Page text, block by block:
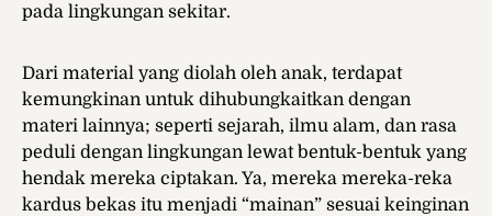
pada lingkungan sekitar.
Dari material yang diolah oleh anak, terdapat
kemungkinan untuk dihubungkaitkan dengan
materi lainnya; seperti sejarah, ilmu alam, dan rasa
peduli dengan lingkungan lewat bentuk-bentuk yang
hendak mereka ciptakan. Ya, mereka mereka-reka
kardus bekas itu menjadi “mainan” sesuai keinginan